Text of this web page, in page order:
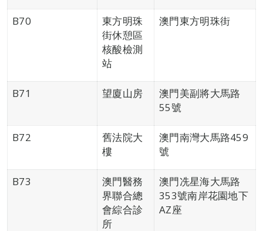
B70
東方明珠
街休憩區
核酸檢測
站
澳門東方明珠街
B71 望廈山房
澳門美副將大馬路
55號
B72
舊法院大
樓
澳門南灣大馬路459
號
B73
澳門醫務
界聯合總
會綜合診
所
澳門冼星海大馬路
353號南岸花園地下
AZ座